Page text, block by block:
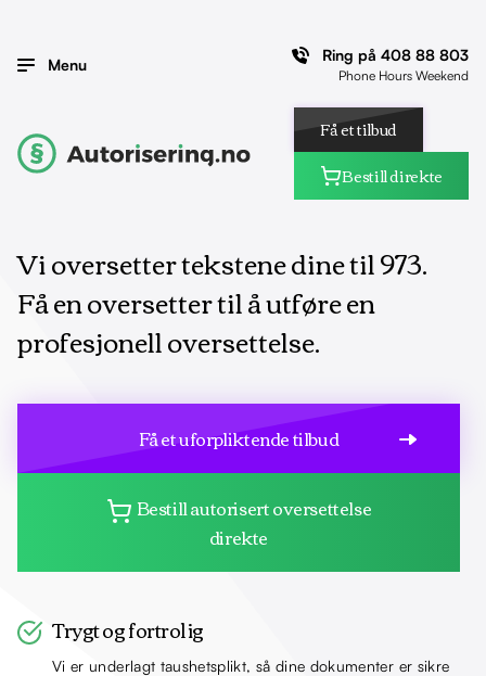
Menu
Ring på 408 88 803
Phone Hours Weekend
Få et tilbud
Bestill direkte
Vi oversetter tekstene dine til 973.
Få en oversetter til å utføre en
profesjonell oversettelse.
Få et uforpliktende tilbud
Bestill autorisert oversettelse
direkte
Trygt og fortrolig
Vi er underlagt taushetsplikt, så dine dokumenter er sikre